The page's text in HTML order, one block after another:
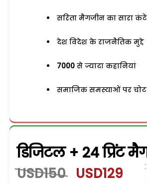
सरिता मैगजीन का सारा
देश विदेश के राजनैतिक मुद्दे
7000 से ज्यादा कहानियां
समाजिक समस्याओं पर
डिजिटल + 24 प्रिंट
USD150 USD129